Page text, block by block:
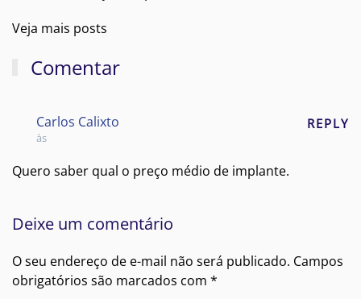
Veja mais posts
Comentar
Carlos Calixto
às
REPLY
Quero saber qual o preço médio de implante.
Deixe um comentário
O seu endereço de e-mail não será publicado. Campos
obrigatórios são marcados com *